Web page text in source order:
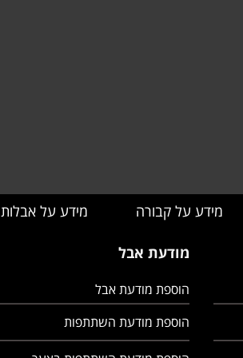
מידע על קבורה מידע על אבלות
מודעת אבל
הוספת מודעת אבל
הוספת מודעת השתתפות